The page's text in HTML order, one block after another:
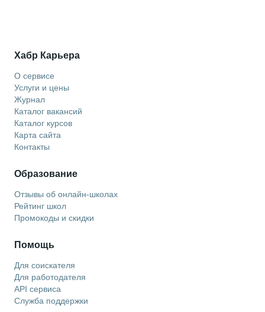
Хабр Карьера
О сервисе
Услуги и цены
Журнал
Каталог вакансий
Каталог курсов
Карта сайта
Контакты
Образование
Отзывы об онлайн-школах
Рейтинг школ
Промокоды и скидки
Помощь
Для соискателя
Для работодателя
API сервиса
Служба поддержки